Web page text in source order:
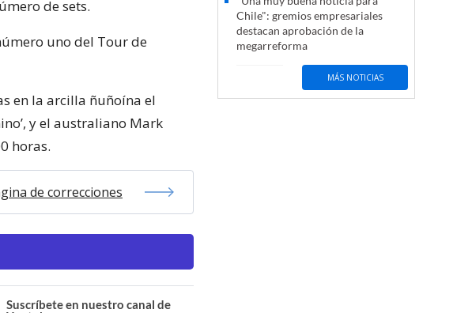
de sets.
uno del Tour de
en la arcilla ñuñoína el
y el australiano Mark
horas.
de correcciones
Suscríbete en nuestro canal de
Chile": gremios empresariales
destacan aprobación de la
megarreforma
MÁS NOTICIAS